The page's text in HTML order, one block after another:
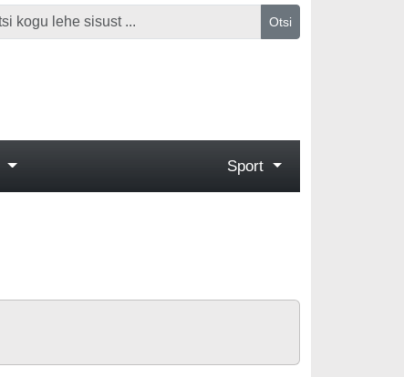
Otsi
Sport